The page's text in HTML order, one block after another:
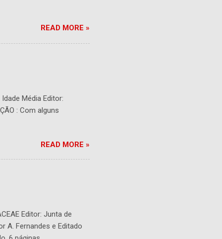
READ MORE »
Média Editor:
: Com alguns
READ MORE »
Editor: Junta de
A. Fernandes e Editado